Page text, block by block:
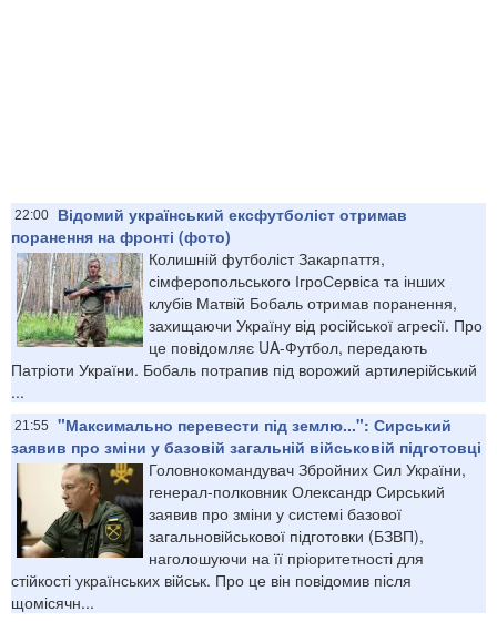
22:00
Відомий український ексфутболіст отримав
поранення на фронті (фото)
Колишній футболіст Закарпаття,
сімферопольського ІгроСервіса та інших
клубів Матвій Бобаль отримав поранення,
захищаючи Україну від російської агресії. Про
це повідомляє UA-Футбол, передають
Патріоти України. Бобаль потрапив під ворожий артилерійський
...
21:55
"Максимально перевести під землю...": Сирський
заявив про зміни у базовій загальній військовій підготовці
Головнокомандувач Збройних Сил України,
генерал-полковник Олександр Сирський
заявив про зміни у системі базової
загальновійськової підготовки (БЗВП),
наголошуючи на її пріоритетності для
стійкості українських військ. Про це він повідомив після
щомісячн...